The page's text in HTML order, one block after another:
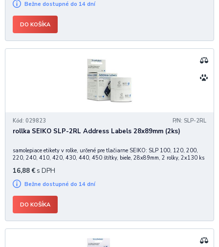
Bežne dostupné do 14 dní
DO KOŠÍKA
Kód: 029823 P/N: SLP-2RL
rollka SEIKO SLP-2RL Address Labels 28x89mm (2ks)
samolepiace etikety v rolke, určené pre tlačiarne SEIKO: SLP 100, 120, 200,
220, 240, 410, 420, 430, 440, 450 štítky, biele, 28x89mm, 2 rolky, 2x130 ks
16,88 € s DPH
Bežne dostupné do 14 dní
DO KOŠÍKA